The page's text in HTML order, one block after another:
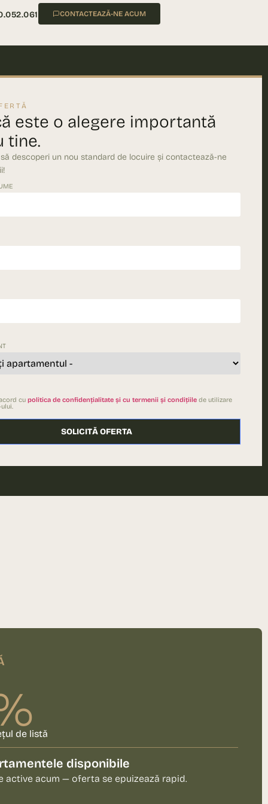
CONTACTEAZĂ-NE ACUM
este o alegere importantă
tine.
descoperi un nou standard de locuire și contactează-ne
cupolitica de confidențialitate și cu termenii și condițiile de utilizare
de listă
disponibile
active acum — oferta se epuizează rapid.